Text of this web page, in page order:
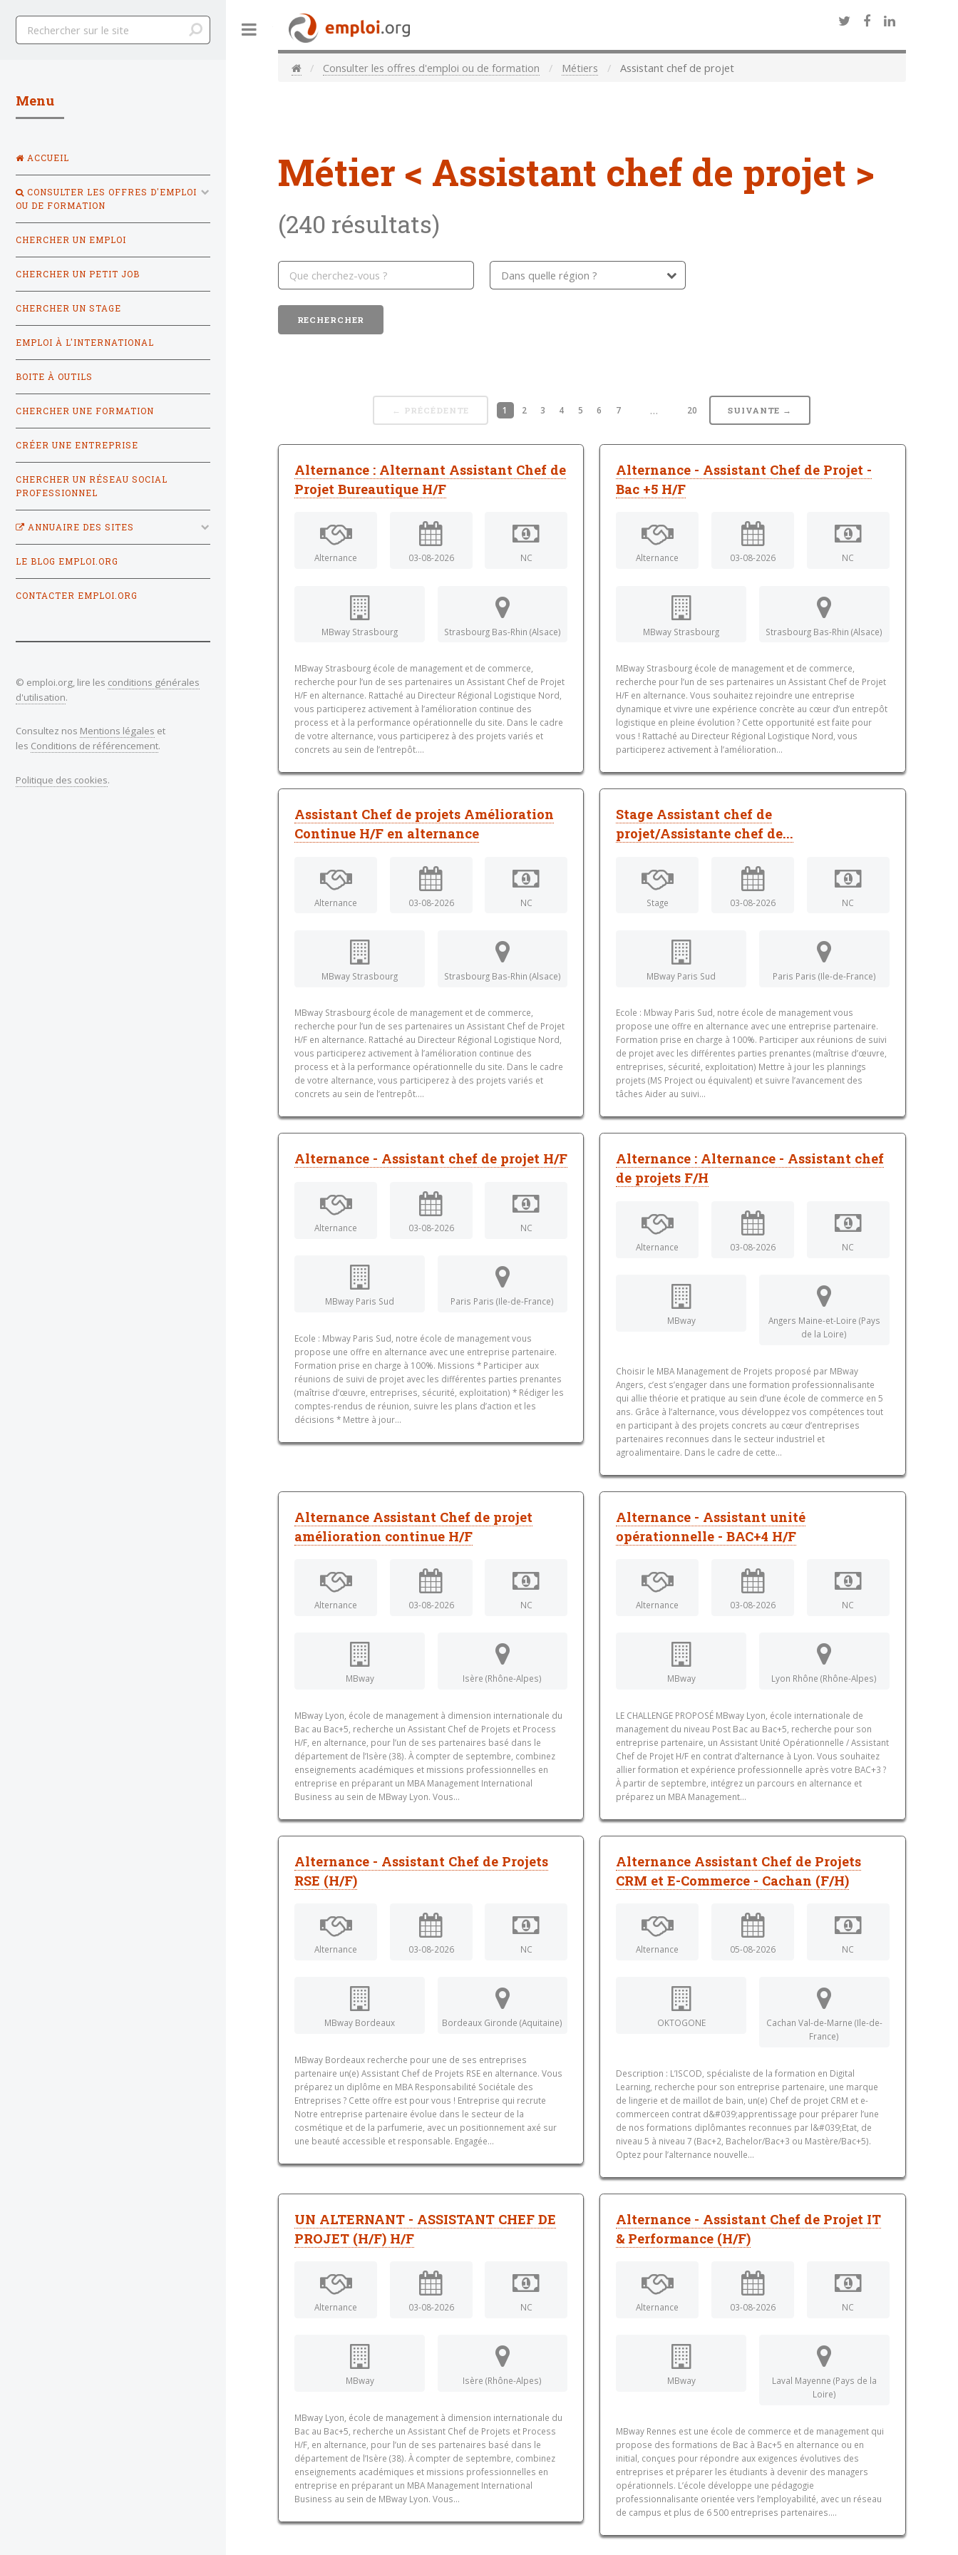
Consulter les offres d'emploi ou de formation Métiers Assistant chef de projet
Métier < Assistant chef de projet >
(240 résultats)
← PRÉCÉDENTE 1 2 3 4 5 6 7 … 20 SUIVANTE →
Alternance : Alternant Assistant Chef de
Projet Bureautique H/F
Alternance 03-08-2026 NC
MBway Strasbourg Strasbourg Bas-Rhin (Alsace)
MBway Strasbourg école de management et de commerce,
recherche pour l’un de ses partenaires un Assistant Chef de Projet
H/F en alternance. Rattaché au Directeur Régional Logistique Nord,
vous participerez activement à l’amélioration continue des
process et à la performance opérationnelle du site. Dans le cadre
de votre alternance, vous participerez à des projets variés et
concrets au sein de l’entrepôt....
Alternance - Assistant Chef de Projet -
Bac +5 H/F
Alternance 03-08-2026 NC
MBway Strasbourg Strasbourg Bas-Rhin (Alsace)
MBway Strasbourg école de management et de commerce,
recherche pour l’un de ses partenaires un Assistant Chef de Projet
H/F en alternance. Vous souhaitez rejoindre une entreprise
dynamique et vivre une expérience concrète au cœur d’un entrepôt
logistique en pleine évolution ? Cette opportunité est faite pour
vous ! Rattaché au Directeur Régional Logistique Nord, vous
participerez activement à l’amélioration...
Assistant Chef de projets Amélioration
Continue H/F en alternance
Alternance 03-08-2026 NC
MBway Strasbourg Strasbourg Bas-Rhin (Alsace)
MBway Strasbourg école de management et de commerce,
recherche pour l’un de ses partenaires un Assistant Chef de Projet
H/F en alternance. Rattaché au Directeur Régional Logistique Nord,
vous participerez activement à l’amélioration continue des
process et à la performance opérationnelle du site. Dans le cadre
de votre alternance, vous participerez à des projets variés et
concrets au sein de l’entrepôt....
Stage Assistant chef de
projet/Assistante chef de...
Stage 03-08-2026 NC
MBway Paris Sud Paris Paris (Ile-de-France)
Ecole : Mbway Paris Sud, notre école de management vous
propose une offre en alternance avec une entreprise partenaire.
Formation prise en charge à 100%. Participer aux réunions de suivi
de projet avec les différentes parties prenantes (maîtrise d’œuvre,
entreprises, sécurité, exploitation) Mettre à jour les plannings
projets (MS Project ou équivalent) et suivre l’avancement des
tâches Aider au suivi...
Alternance - Assistant chef de projet H/F
Alternance 03-08-2026 NC
MBway Paris Sud Paris Paris (Ile-de-France)
Ecole : Mbway Paris Sud, notre école de management vous
propose une offre en alternance avec une entreprise partenaire.
Formation prise en charge à 100%. Missions * Participer aux
réunions de suivi de projet avec les différentes parties prenantes
(maîtrise d’œuvre, entreprises, sécurité, exploitation) * Rédiger les
comptes-rendus de réunion, suivre les plans d’action et les
décisions * Mettre à jour...
Alternance : Alternance - Assistant chef
de projets F/H
Alternance 03-08-2026 NC
MBway
Angers Maine-et-Loire (Pays
de la Loire)
Choisir le MBA Management de Projets proposé par MBway
Angers, c’est s’engager dans une formation professionnalisante
qui allie théorie et pratique au sein d’une école de commerce en 5
ans. Grâce à l’alternance, vous développez vos compétences tout
en participant à des projets concrets au cœur d’entreprises
partenaires reconnues dans le secteur industriel et
agroalimentaire. Dans le cadre de cette...
Alternance Assistant Chef de projet
amélioration continue H/F
Alternance 03-08-2026 NC
MBway Isère (Rhône-Alpes)
MBway Lyon, école de management à dimension internationale du
Bac au Bac+5, recherche un Assistant Chef de Projets et Process
H/F, en alternance, pour l’un de ses partenaires basé dans le
département de l’Isère (38). À compter de septembre, combinez
enseignements académiques et missions professionnelles en
entreprise en préparant un MBA Management International
Business au sein de MBway Lyon. Vous...
Alternance - Assistant unité
opérationnelle - BAC+4 H/F
Alternance 03-08-2026 NC
MBway Lyon Rhône (Rhône-Alpes)
LE CHALLENGE PROPOSÉ MBway Lyon, école internationale de
management du niveau Post Bac au Bac+5, recherche pour son
entreprise partenaire, un Assistant Unité Opérationnelle / Assistant
Chef de Projet H/F en contrat d’alternance à Lyon. Vous souhaitez
allier formation et expérience professionnelle après votre BAC+3 ?
À partir de septembre, intégrez un parcours en alternance et
préparez un MBA Management...
Alternance - Assistant Chef de Projets
RSE (H/F)
Alternance 03-08-2026 NC
MBway Bordeaux Bordeaux Gironde (Aquitaine)
MBway Bordeaux recherche pour une de ses entreprises
partenaire un(e) Assistant Chef de Projets RSE en alternance. Vous
préparez un diplôme en MBA Responsabilité Sociétale des
Entreprises ? Cette offre est pour vous ! Entreprise qui recrute
Notre entreprise partenaire évolue dans le secteur de la
cosmétique et de la parfumerie, avec un positionnement axé sur
une beauté accessible et responsable. Engagée...
Alternance Assistant Chef de Projets
CRM et E-Commerce - Cachan (F/H)
Alternance 05-08-2026 NC
OKTOGONE
Cachan Val-de-Marne (Ile-de-
France)
Description : L’ISCOD, spécialiste de la formation en Digital
Learning, recherche pour son entreprise partenaire, une marque
de lingerie et de maillot de bain, un(e) Chef de projet CRM et e-
commerceen contrat d&#039;apprentissage pour préparer l’une
de nos formations diplômantes reconnues par l&#039;Etat, de
niveau 5 à niveau 7 (Bac+2, Bachelor/Bac+3 ou Mastère/Bac+5).
Optez pour l’alternance nouvelle...
UN ALTERNANT - ASSISTANT CHEF DE
PROJET (H/F) H/F
Alternance 03-08-2026 NC
MBway Isère (Rhône-Alpes)
MBway Lyon, école de management à dimension internationale du
Bac au Bac+5, recherche un Assistant Chef de Projets et Process
H/F, en alternance, pour l’un de ses partenaires basé dans le
département de l’Isère (38). À compter de septembre, combinez
enseignements académiques et missions professionnelles en
entreprise en préparant un MBA Management International
Business au sein de MBway Lyon. Vous...
Alternance - Assistant Chef de Projet IT
& Performance (H/F)
Alternance 03-08-2026 NC
MBway
Laval Mayenne (Pays de la
Loire)
MBway Rennes est une école de commerce et de management qui
propose des formations de Bac à Bac+5 en alternance ou en
initial, conçues pour répondre aux exigences évolutives des
entreprises et préparer les étudiants à devenir des managers
opérationnels. L’école développe une pédagogie
professionnalisante orientée vers l’employabilité, avec un réseau
de campus et plus de 6 500 entreprises partenaires....
Menu
ACCUEIL
CONSULTER LES OFFRES D'EMPLOI
OU DE FORMATION
CHERCHER UN EMPLOI
CHERCHER UN PETIT JOB
CHERCHER UN STAGE
EMPLOI À L'INTERNATIONAL
BOITE À OUTILS
CHERCHER UNE FORMATION
CRÉER UNE ENTREPRISE
CHERCHER UN RÉSEAU SOCIAL
PROFESSIONNEL
ANNUAIRE DES SITES
LE BLOG EMPLOI.ORG
CONTACTER EMPLOI.ORG
© emploi.org, lire les conditions générales
d'utilisation.
Consultez nos Mentions légales et
les Conditions de référencement.
Politique des cookies.
Toggle